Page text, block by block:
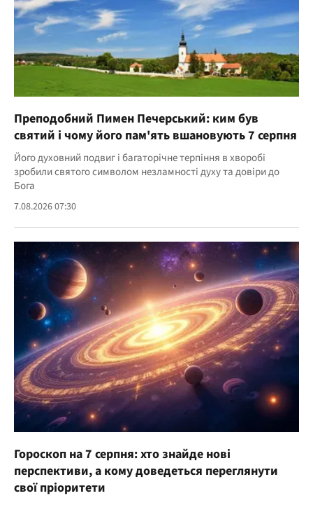
Преподобний Пимен Печерський: ким був
святий і чому його пам'ять вшановують 7 серпня
Його духовний подвиг і багаторічне терпіння в хворобі
зробили святого символом незламності духу та довіри до
Бога
7.08.2026 07:30
Гороскоп на 7 серпня: хто знайде нові
перспективи, а кому доведеться переглянути
свої пріоритети